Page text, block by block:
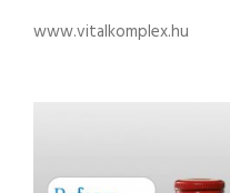
www.vitalkomplex.hu